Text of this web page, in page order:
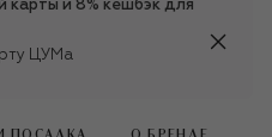
карты и 8% кешбэк для
ЦУМа